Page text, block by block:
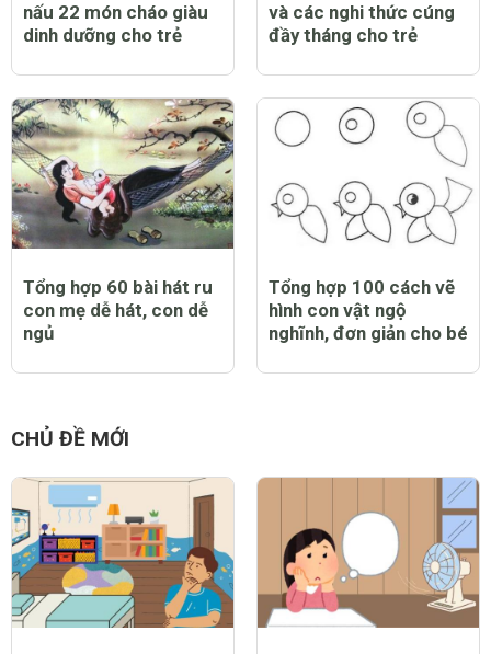
nấu 22 món cháo giàu
dinh dưỡng cho trẻ
và các nghi thức cúng
đầy tháng cho trẻ
Tổng hợp 60 bài hát ru
con mẹ dễ hát, con dễ
ngủ
Tổng hợp 100 cách vẽ
hình con vật ngộ
nghĩnh, đơn giản cho bé
CHỦ ĐỀ MỚI